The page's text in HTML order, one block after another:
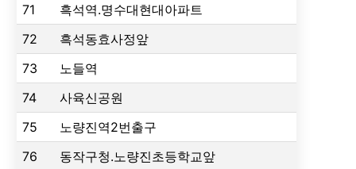
71
흑석역.명수대현대아파트
72
흑석동효사정앞
73
노들역
74
사육신공원
75
노량진역2번출구
76
동작구청.노량진초등학교앞